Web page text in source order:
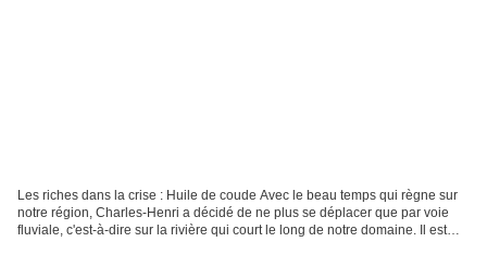
Les riches dans la crise : Huile de coude Avec le beau temps qui règne sur
notre région, Charles-Henri a décidé de ne plus se déplacer que par voie
fluviale, c'est-à-dire sur la rivière qui court le long de notre domaine. Il est